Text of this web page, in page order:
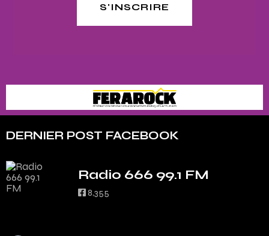
S'INSCRIRE
DERNIER POST FACEBOOK
Radio 666 99.1 FM
8,355